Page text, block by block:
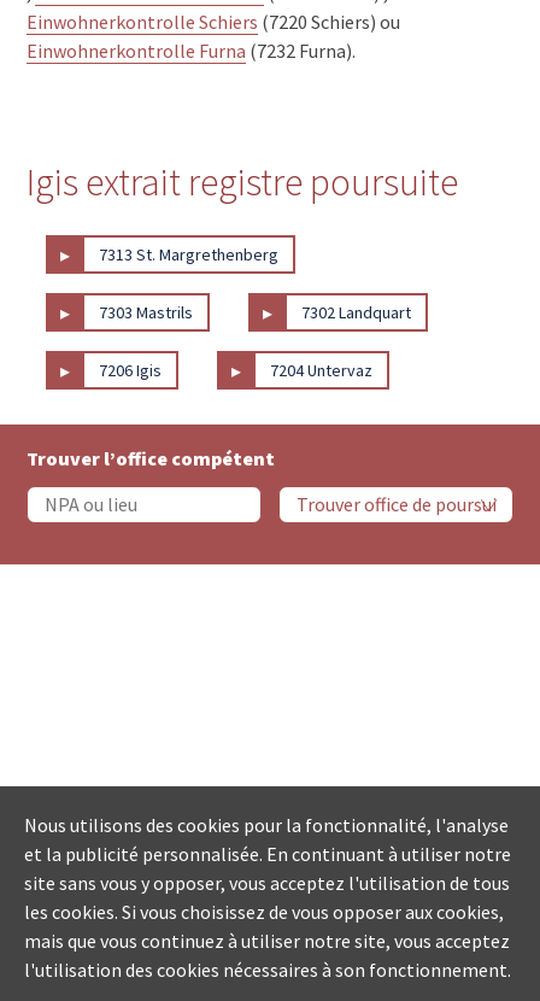
Einwohnerkontrolle Schiers (7220 Schiers) ou
Einwohnerkontrolle Furna (7232 Furna).
Igis extrait registre poursuite
▸ 7313 St. Margrethenberg
▸ 7303 Mastrils ▸ 7302 Landquart
▸ 7206 Igis ▸ 7204 Untervaz
Trouver l’office compétent
Nous utilisons des cookies pour la fonctionnalité, l'analyse
et la publicité personnalisée. En continuant à utiliser notre
site sans vous y opposer, vous acceptez l'utilisation de tous
les cookies. Si vous choisissez de vous opposer aux cookies,
mais que vous continuez à utiliser notre site, vous acceptez
l'utilisation des cookies nécessaires à son fonctionnement.